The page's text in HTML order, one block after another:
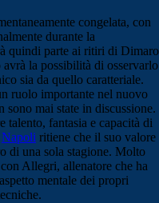
congelata, con
durante la
quindi parte ai ritiri di Dimaro
la possibilità di osservarlo
sia da quello caratteriale.
ruolo importante nel nuovo
mai state in discussione.
talento, fantasia e capacità di
Napoli ritiene che il suo valore
di una sola stagione. Molto
Allegri, allenatore che ha
mentale dei propri